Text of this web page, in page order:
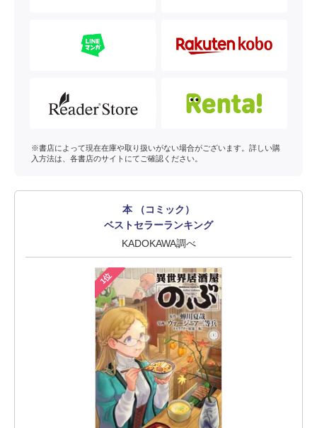
※書店によって現在在庫や取り扱いがない場合がございます。詳しい購
入方法は、各書店のサイトにてご確認ください。
本 （コミック）
ベストセラーランキング
KADOKAWA調べ
1位